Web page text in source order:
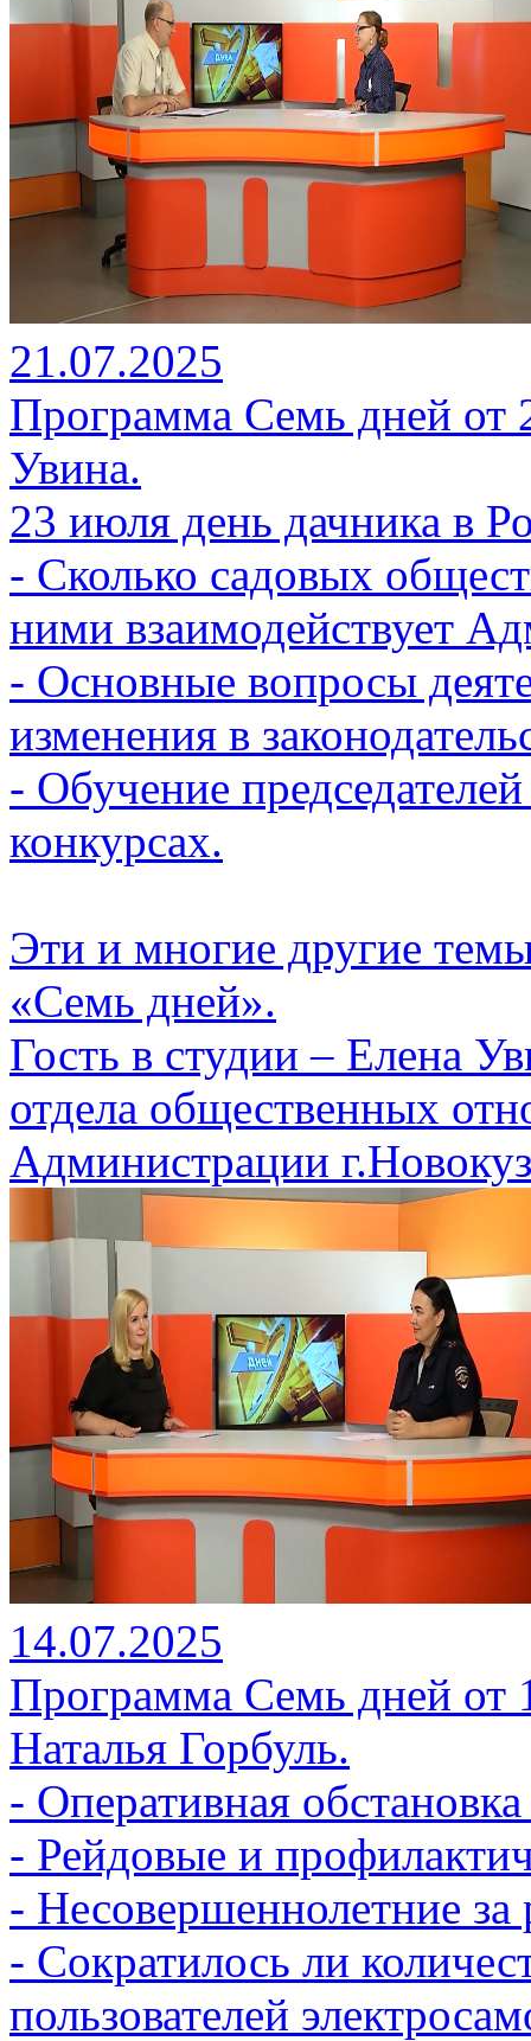
21.07.2025
Программа Семь дней от
Увина.
23 июля день дачника в
- Сколько садовых
ними взаимодействует
- Основные вопросы
изменения в
- Обучение
конкурсах.
Эти и многие другие
«Семь дней».
Гость в студии – Елена
отдела общественных
Администрации
14.07.2025
Программа Семь дней от
Наталья Горбуль.
- Оперативная
- Рейдовые и
- Несовершеннолетние за
- Сократилось ли
пользователей